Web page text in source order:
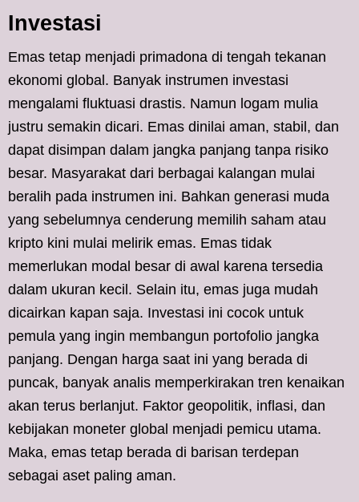
Investasi
Emas tetap menjadi primadona di tengah tekanan
ekonomi global. Banyak instrumen investasi
mengalami fluktuasi drastis. Namun logam mulia
justru semakin dicari. Emas dinilai aman, stabil, dan
dapat disimpan dalam jangka panjang tanpa risiko
besar. Masyarakat dari berbagai kalangan mulai
beralih pada instrumen ini. Bahkan generasi muda
yang sebelumnya cenderung memilih saham atau
kripto kini mulai melirik emas. Emas tidak
memerlukan modal besar di awal karena tersedia
dalam ukuran kecil. Selain itu, emas juga mudah
dicairkan kapan saja. Investasi ini cocok untuk
pemula yang ingin membangun portofolio jangka
panjang. Dengan harga saat ini yang berada di
puncak, banyak analis memperkirakan tren kenaikan
akan terus berlanjut. Faktor geopolitik, inflasi, dan
kebijakan moneter global menjadi pemicu utama.
Maka, emas tetap berada di barisan terdepan
sebagai aset paling aman.